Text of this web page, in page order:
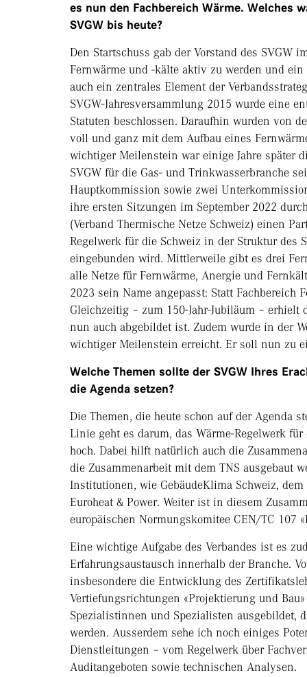
es nun den Fachbereich Wärme. Welches
SVGW bis heute?
Den Startschuss gab der Vorstand des SVGW
Fernwärme und -kälte aktiv zu werden und
auch ein zentrales Element der
SVGW-Jahresversammlung 2015 wurde eine
Statuten beschlossen. Daraufhin wurden von
voll und ganz mit dem Aufbau eines
wichtiger Meilenstein war einige Jahre später
SVGW für die Gas- und Trinkwasserbranche
Hauptkommission sowie zwei
ihre ersten Sitzungen im September 2022
(Verband Thermische Netze Schweiz) einen
Regelwerk für die Schweiz in der Struktur des
eingebunden wird. Mittlerweile gibt es drei
alle Netze für Fernwärme, Anergie und
2023 sein Name angepasst: Statt Fachbereich
Gleichzeitig – zum 150-Jahr-Jubiläum – erhielt
nun auch abgebildet ist. Zudem wurde in der
wichtiger Meilenstein erreicht. Er soll nun zu
Welche Themen sollte der SVGW Ihres
die Agenda setzen?
Die Themen, die heute schon auf der Agenda
Linie geht es darum, das Wärme-Regelwerk
hoch. Dabei hilft natürlich auch die
die Zusammenarbeit mit dem TNS ausgebaut
Institutionen, wie GebäudeKlima Schweiz,
Euroheat & Power. Weiter ist in diesem
europäischen Normungskomitee CEN/TC 107
Eine wichtige Aufgabe des Verbandes ist es
Erfahrungsaustausch innerhalb der Branche.
insbesondere die Entwicklung des
Vertiefungsrichtungen «Projektierung und
Spezialistinnen und Spezialisten ausgebildet,
werden. Ausserdem sehe ich noch einiges
Dienstleitungen – vom Regelwerk über
Auditangeboten sowie technischen Analysen.